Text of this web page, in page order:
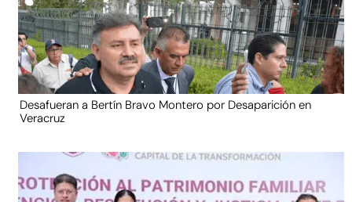
Desafueran a Bertín Bravo Montero por Desaparición en
Veracruz